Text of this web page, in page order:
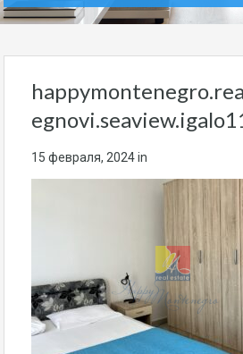
15 февраля, 2024in